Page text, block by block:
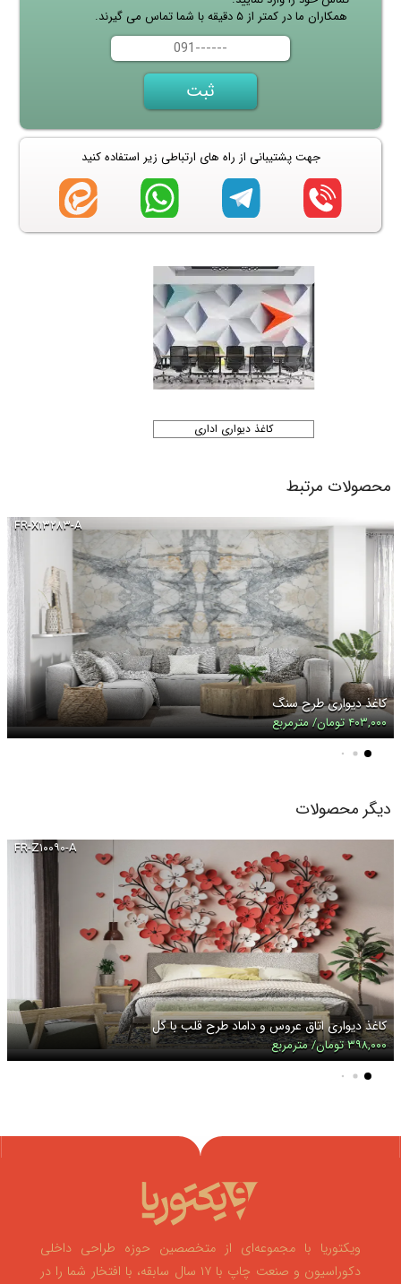
همکاران ما در کمتر از ۵ دقیقه با شما تماس می گیرند.
جهت پشتیبانی از راه های ارتباطی زیر استفاده کنید
کاغذ دیواری اداری
محصولات مرتبط
FR-X۱۳۲۸۳-A
کاغذ دیواری طرح سنگ
۴۰۳,۰۰۰ تومان/ مترمربع
دیگر محصولات
FR-Z۱۰۰۹۰-A
کاغذ دیواری اتاق عروس و داماد طرح قلب با گل
۳۹۸,۰۰۰ تومان/ مترمربع
ویکتوریا با مجموعه‌ای از متخصصین حوزه طراحی داخلی
دکوراسیون و صنعت چاپ با ۱۷ سال سابقه، با افتخار شما را در